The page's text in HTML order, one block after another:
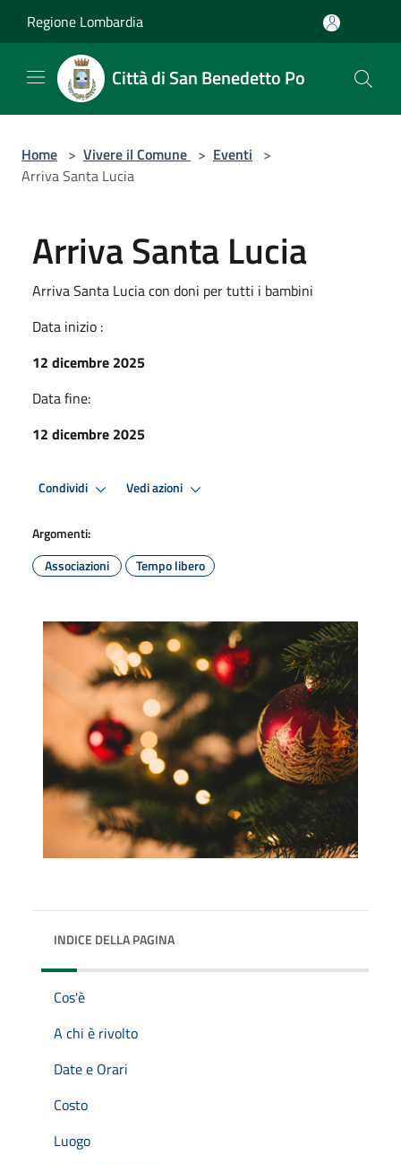
Regione Lombardia
Città di San Benedetto Po
Home > Vivere il Comune > Eventi >
Arriva Santa Lucia
Arriva Santa Lucia
Arriva Santa Lucia con doni per tutti i bambini
Data inizio :
12 dicembre 2025
Data fine:
12 dicembre 2025
Condividi Vedi azioni
Argomenti:
Associazioni
Tempo libero
INDICE DELLA PAGINA
Cos'è
A chi è rivolto
Date e Orari
Costo
Luogo